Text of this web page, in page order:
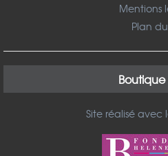
Mentions
Plan
Boutique
Site réalisé avec